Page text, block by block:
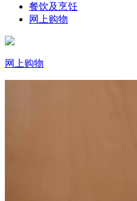
餐饮及烹饪
网上购物
网上购物